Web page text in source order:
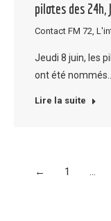
pilotes des
Contact FM 72,
Jeudi 8 juin, les
ont été
Lire la suite
← 1 …